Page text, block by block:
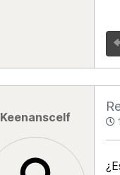
Keenanscelf